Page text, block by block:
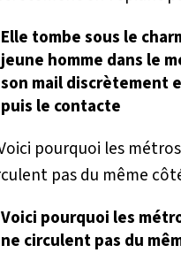
Elle tombe sous le
jeune homme dans le
son mail discrètement
puis le contacte
Voici pourquoi les
ne circulent pas du